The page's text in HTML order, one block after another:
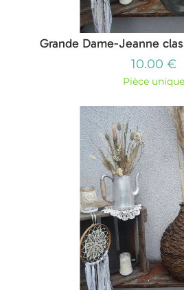
Grande Dame-Jeanne
10.00 €
Pièce unique